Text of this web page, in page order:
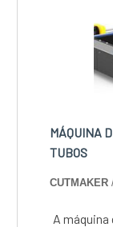
MÁQUINA
TUBOS
CUTMAKER
A